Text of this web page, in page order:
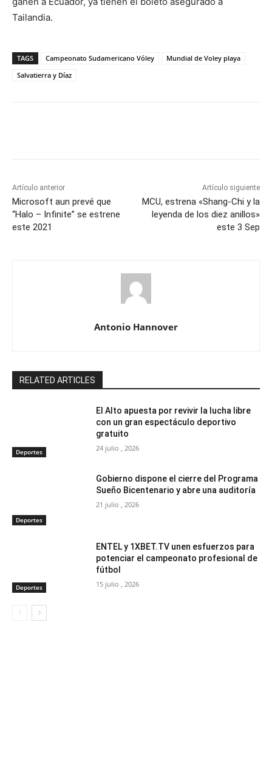
Tailandia.
TAGS Campeonato Sudamericano Vóley
Mundial de Voley playa
Salvatierra y Díaz
Artículo anterior
Microsoft aun prevé que
“Halo – Infinite” se estrene
este 2021
Artículo siguiente
MCU, estrena «Shang-Chi y la
leyenda de los diez anillos»
este 3 Sep
Antonio Hannover
RELATED ARTICLES
Deportes
El Alto apuesta por revivir la lucha libre
con un gran espectáculo deportivo
gratuito
24 julio , 2026
Deportes
Gobierno dispone el cierre del Programa
Sueño Bicentenario y abre una auditoría
21 julio , 2026
Deportes
ENTEL y 1XBET.TV unen esfuerzos para
potenciar el campeonato profesional de
fútbol
15 julio , 2026